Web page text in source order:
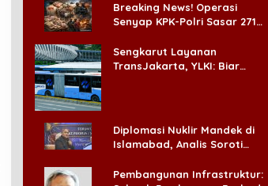
Breaking News! Operasi
Senyap KPK-Polri Sasar 271
Ada ‘Badai Pemeriksaan’
Sengkarut Layanan
TransJakarta, YLKI: Biar
Diplomasi Nuklir Mandek di
Islamabad, Analis Soroti
Pembangunan Infrastruktur: